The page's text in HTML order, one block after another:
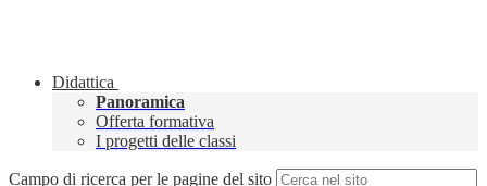
Didattica
Panoramica
Offerta formativa
I progetti delle classi
Campo di ricerca per le pagine del sito